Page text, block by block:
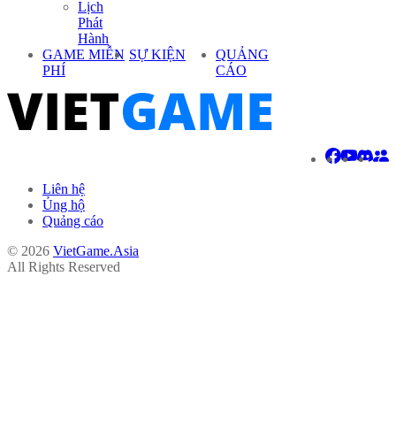
Lịch
Phát
Hành
GAME MIỄN
PHÍ
SỰ KIỆN
QUẢNG
CÁO
Liên hệ
Ủng hộ
Quảng cáo
© 2026 VietGame.Asia
All Rights Reserved